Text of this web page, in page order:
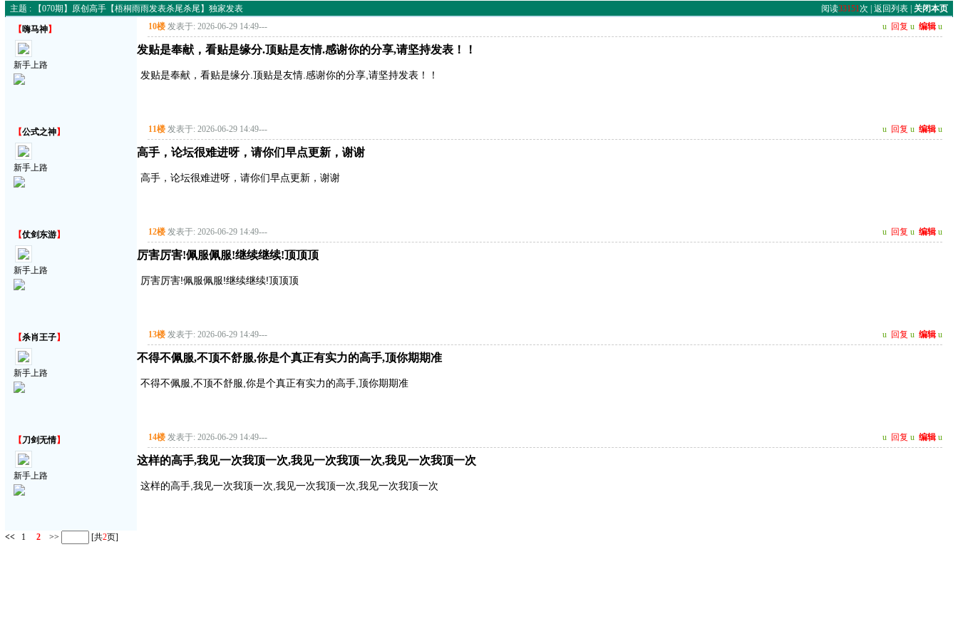
主题 : 【070期】原创高手【梧桐雨雨发表杀尾杀尾】独家发表 阅读33151次 | 返回列表| 关闭本页
【嗨马神】
新手上路
10楼 发表于: 2026-06-29 14:49--- u 回复 u 编辑 u
发贴是奉献，看贴是缘分.顶贴是友情.感谢你的分享,请坚持发表！！
发贴是奉献，看贴是缘分.顶贴是友情.感谢你的分享,请坚持发表！！
【公式之神】
新手上路
11楼 发表于: 2026-06-29 14:49--- u 回复 u 编辑 u
高手，论坛很难进呀，请你们早点更新，谢谢
高手，论坛很难进呀，请你们早点更新，谢谢
【仗剑东游】
新手上路
12楼 发表于: 2026-06-29 14:49--- u 回复 u 编辑 u
厉害厉害!佩服佩服!继续继续!顶顶顶
厉害厉害!佩服佩服!继续继续!顶顶顶
【杀肖王子】
新手上路
13楼 发表于: 2026-06-29 14:49--- u 回复 u 编辑 u
不得不佩服,不顶不舒服,你是个真正有实力的高手,顶你期期准
不得不佩服,不顶不舒服,你是个真正有实力的高手,顶你期期准
【刀剑无情】
新手上路
14楼 发表于: 2026-06-29 14:49--- u 回复 u 编辑 u
这样的高手,我见一次我顶一次,我见一次我顶一次,我见一次我顶一次
这样的高手,我见一次我顶一次,我见一次我顶一次,我见一次我顶一次
<< 1 2 >> [共2页]